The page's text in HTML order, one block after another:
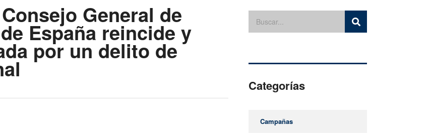
General de
España reincide y
por un delito de
Categorías
Campañas